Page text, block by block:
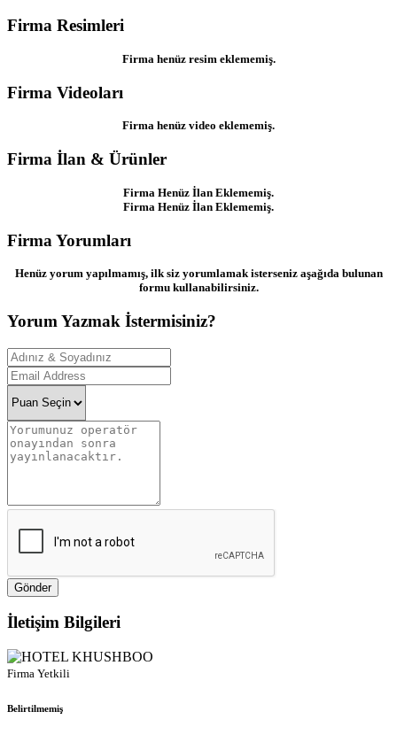
Firma Resimleri
Firma henüz resim eklememiş.
Firma Videoları
Firma henüz video eklememiş.
Firma İlan & Ürünler
Firma Henüz İlan Eklememiş.
Firma Henüz İlan Eklememiş.
Firma Yorumları
Henüz yorum yapılmamış, ilk siz yorumlamak isterseniz aşağıda bulunan
formu kullanabilirsiniz.
Yorum Yazmak İstermisiniz?
Gönder
İletişim Bilgileri
Firma Yetkili
Belirtilmemiş